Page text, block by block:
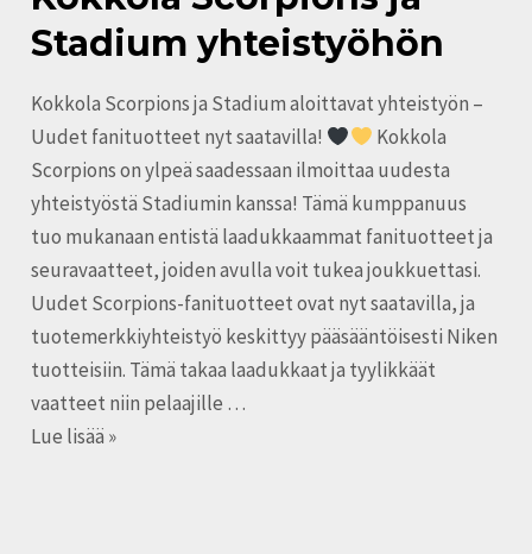
Stadium yhteistyöhön
Kokkola Scorpions ja Stadium aloittavat yhteistyön –
Uudet fanituotteet nyt saatavilla!
Kokkola
Scorpions on ylpeä saadessaan ilmoittaa uudesta
yhteistyöstä Stadiumin kanssa! Tämä kumppanuus
tuo mukanaan entistä laadukkaammat fanituotteet ja
seuravaatteet, joiden avulla voit tukea joukkuettasi.
Uudet Scorpions-fanituotteet ovat nyt saatavilla, ja
tuotemerkkiyhteistyö keskittyy pääsääntöisesti Niken
tuotteisiin. Tämä takaa laadukkaat ja tyylikkäät
vaatteet niin pelaajille …
ja
Lue lisää »